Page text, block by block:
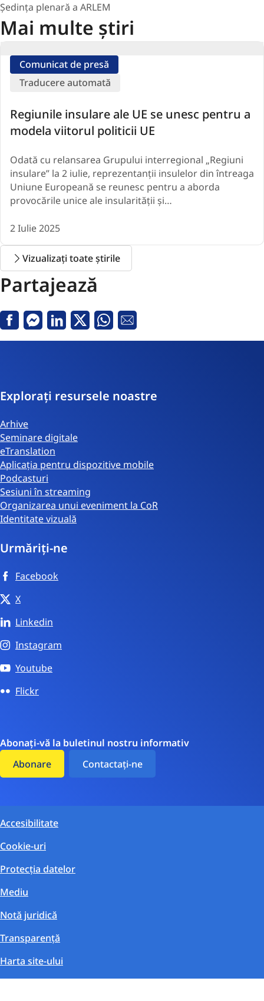
Ședința plenară a ARLEM
Mai multe știri
Regiunile insulare ale UE se unesc pentru a
modela viitorul politicii UE
Odată cu relansarea Grupului interregional „Regiuni
insulare” la 2 iulie, reprezentanții insulelor din întreaga
Uniune Europeană se reunesc pentru a aborda
provocările unice ale insularității și…
Comunicat de presă
Traducere automată
2 Iulie 2025
Vizualizați toate știrile
Partajează
FacebookMessenger
LinkedinTwitterWhatsapp
email
Explorați resursele noastre
Arhive
Seminare digitale
eTranslation
Aplicația pentru dispozitive mobile
Podcasturi
Sesiuni în streaming
Organizarea unui eveniment la CoR
Identitate vizuală
Urmăriți-ne
Facebook
X
Linkedin
Instagram
Youtube
Flickr
Abonați-vă la buletinul nostru informativ
Abonare
Contactați-ne
Accesibilitate
Cookie-uri
Protecția datelor
Mediu
Notă juridică
Transparență
Harta site-ului